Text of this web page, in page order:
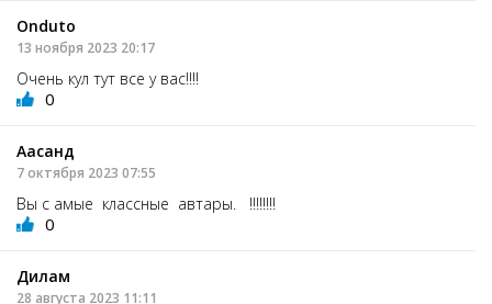
Onduto
13 ноября 2023 20:17
Очень кул тут все у вас!!!!
0
Аасанд
7 октября 2023 07:55
Вы с амые классные автары. !!!!!!!!
0
Дилам
28 августа 2023 11:11